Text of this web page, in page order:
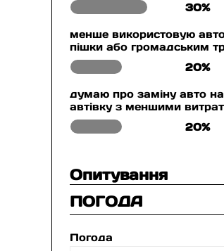
30%
менше використовую
пішки або громадським
20%
думаю про заміну авто
автівку з меншими
20%
Опитування
ПОГОДА
Погода